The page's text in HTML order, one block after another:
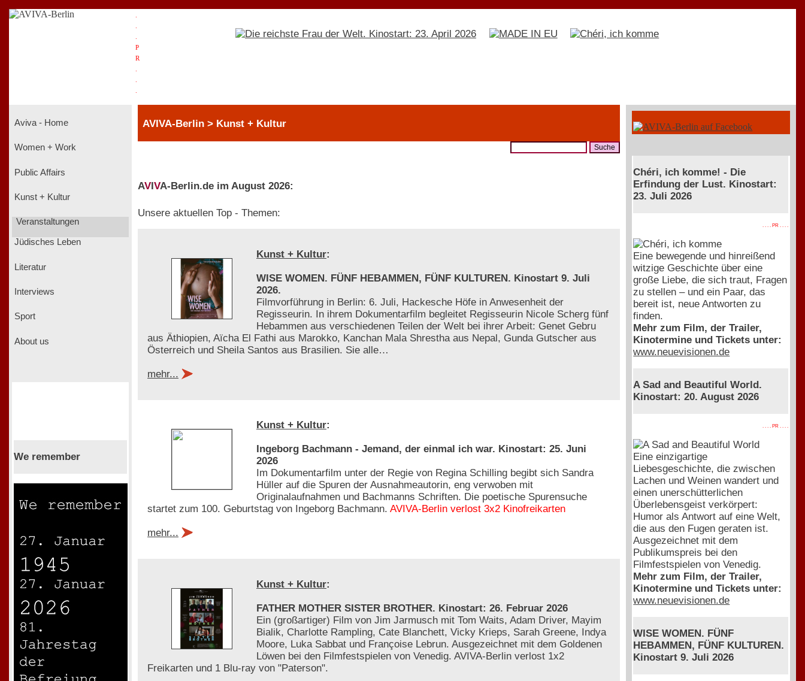
P
R
Aviva - Home
Women + Work
Public Affairs
Kunst + Kultur
Veranstaltungen
Jüdisches Leben
Literatur
Interviews
Sport
About us
We remember
AVIVA-Berlin > Kunst + Kultur
AVIVA-Berlin.de im August 2026:
Unsere aktuellen Top - Themen:
Kunst + Kultur:
WISE WOMEN. FÜNF HEBAMMEN, FÜNF KULTUREN. Kinostart 9. Juli
2026.
Filmvorführung in Berlin: 6. Juli, Hackesche Höfe in Anwesenheit der
Regisseurin. In ihrem Dokumentarfilm begleitet Regisseurin Nicole Scherg fünf
Hebammen aus verschiedenen Teilen der Welt bei ihrer Arbeit: Genet Gebru
aus Äthiopien, Aïcha El Fathi aus Marokko, Kanchan Mala Shrestha aus Nepal, Gunda Gutscher aus
Österreich und Sheila Santos aus Brasilien. Sie alle…
mehr...
Kunst + Kultur:
Ingeborg Bachmann - Jemand, der einmal ich war. Kinostart: 25. Juni
2026
Im Dokumentarfilm unter der Regie von Regina Schilling begibt sich Sandra
Hüller auf die Spuren der Ausnahmeautorin, eng verwoben mit
Originalaufnahmen und Bachmanns Schriften. Die poetische Spurensuche
startet zum 100. Geburtstag von Ingeborg Bachmann. AVIVA-Berlin verlost 3x2 Kinofreikarten
mehr...
Kunst + Kultur:
FATHER MOTHER SISTER BROTHER. Kinostart: 26. Februar 2026
Ein (großartiger) Film von Jim Jarmusch mit Tom Waits, Adam Driver, Mayim
Bialik, Charlotte Rampling, Cate Blanchett, Vicky Krieps, Sarah Greene, Indya
Moore, Luka Sabbat und Françoise Lebrun. Ausgezeichnet mit dem Goldenen
Löwen bei den Filmfestspielen von Venedig. AVIVA-Berlin verlost 1x2
Freikarten und 1 Blu-ray von "Paterson".
Chéri, ich komme! - Die
Erfindung der Lust. Kinostart:
23. Juli 2026
. . . . PR . . . .
Eine bewegende und hinreißend
witzige Geschichte über eine
große Liebe, die sich traut, Fragen
zu stellen – und ein Paar, das
bereit ist, neue Antworten zu
finden.
Mehr zum Film, der Trailer,
Kinotermine und Tickets unter:
www.neuevisionen.de
A Sad and Beautiful World.
Kinostart: 20. August 2026
. . . . PR . . . .
Eine einzigartige
Liebesgeschichte, die zwischen
Lachen und Weinen wandert und
einen unerschütterlichen
Überlebensgeist verkörpert:
Humor als Antwort auf eine Welt,
die aus den Fugen geraten ist.
Ausgezeichnet mit dem
Publikumspreis bei den
Filmfestspielen von Venedig.
Mehr zum Film, der Trailer,
Kinotermine und Tickets unter:
www.neuevisionen.de
WISE WOMEN. FÜNF
HEBAMMEN, FÜNF KULTUREN.
Kinostart 9. Juli 2026